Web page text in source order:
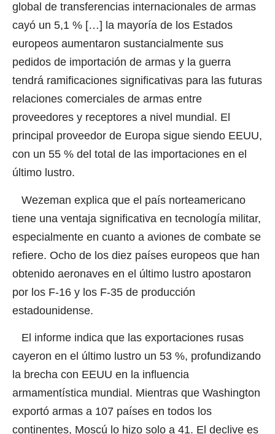
global de transferencias internacionales de armas
cayó un 5,1 % […] la mayoría de los Estados
europeos aumentaron sustancialmente sus
pedidos de importación de armas y la guerra
tendrá ramificaciones significativas para las futuras
relaciones comerciales de armas entre
proveedores y receptores a nivel mundial. El
principal proveedor de Europa sigue siendo EEUU,
con un 55 % del total de las importaciones en el
último lustro.
Wezeman explica que el país norteamericano
tiene una ventaja significativa en tecnología militar,
especialmente en cuanto a aviones de combate se
refiere. Ocho de los diez países europeos que han
obtenido aeronaves en el último lustro apostaron
por los F-16 y los F-35 de producción
estadounidense.
El informe indica que las exportaciones rusas
cayeron en el último lustro un 53 %, profundizando
la brecha con EEUU en la influencia
armamentística mundial. Mientras que Washington
exportó armas a 107 países en todos los
continentes, Moscú lo hizo solo a 41. El declive es